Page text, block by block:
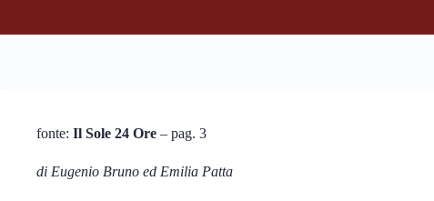
fonte: Il Sole 24 Ore – pag. 3
di Eugenio Bruno ed Emilia Patta